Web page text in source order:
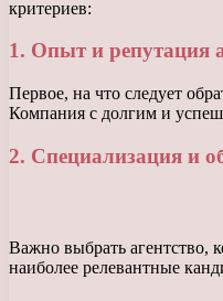
критериев:
1. Опыт и репутация
Первое, на что следует
Компания с долгим и
2. Специализация и
Важно выбрать агентство,
наиболее релевантные